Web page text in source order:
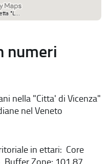
numeri
nella "Citta' di Vicenza"
nel Veneto
in ettari: Core